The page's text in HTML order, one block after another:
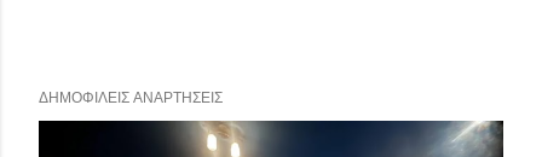
ΔΗΜΟΦΙΛΕΊΣ ΑΝΑΡΤΉΣΕΙΣ